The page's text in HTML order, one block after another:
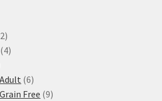
22
produkty
44
66
produktů
Free 99